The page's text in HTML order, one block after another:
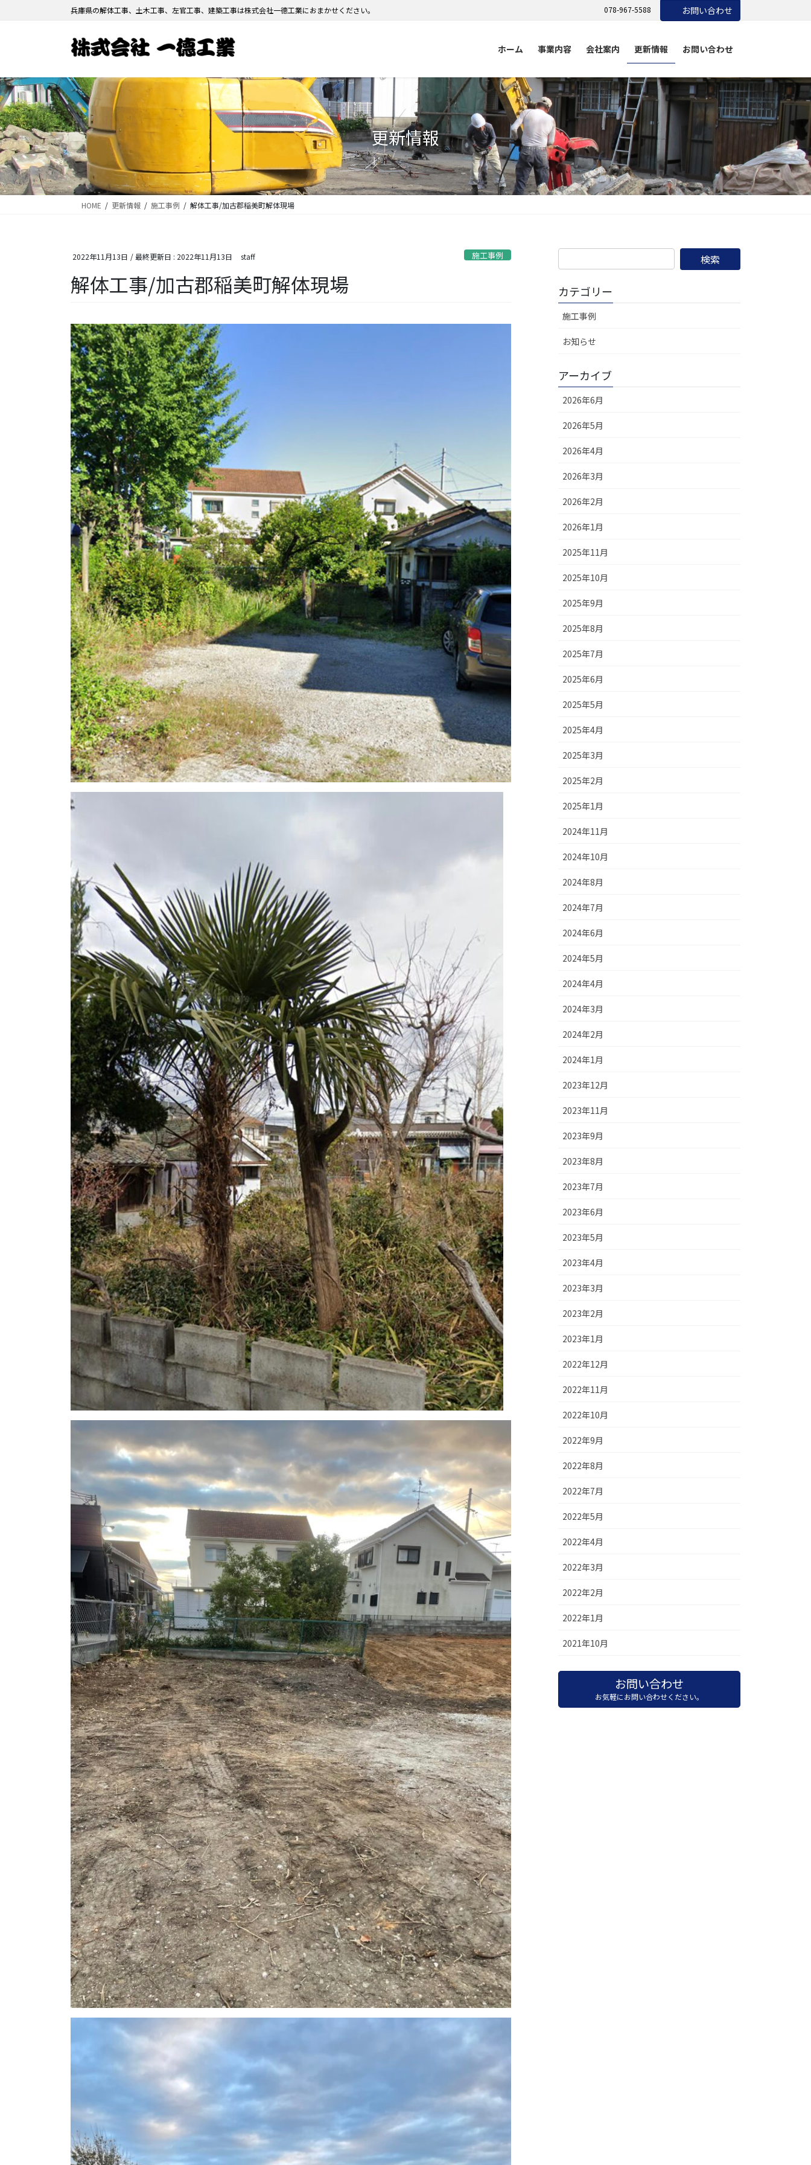
に
移
動
ョ
ン
に
移
動
兵庫県の解体工事、土木工事、左官工事、建築工事は株式会社一德工業におまかせください。 078-967-5588 お問い合わせ
ホーム 事業内容 会社案内 更新情報 お問い合わせ
更新情報
HOME 更新情報 施工事例 解体工事/加古郡稲美町解体現場
2022年11月13日 / 最終更新日 : 2022年11月13日 staff 施工事例
解体工事/加古郡稲美町解体現場 カテゴリー
施工事例
お知らせ
アーカイブ
2026年6月
2026年5月
2026年4月
2026年3月
2026年2月
2026年1月
2025年11月
2025年10月
2025年9月
2025年8月
2025年7月
2025年6月
2025年5月
2025年4月
2025年3月
2025年2月
2025年1月
2024年11月
2024年10月
2024年8月
2024年7月
2024年6月
2024年5月
2024年4月
2024年3月
2024年2月
2024年1月
2023年12月
2023年11月
2023年9月
2023年8月
2023年7月
2023年6月
2023年5月
2023年4月
2023年3月
2023年2月
2023年1月
2022年12月
2022年11月
2022年10月
2022年9月
2022年8月
2022年7月
2022年5月
2022年4月
2022年3月
2022年2月
2022年1月
2021年10月
お問い合わせ
お気軽にお問い合わせください。